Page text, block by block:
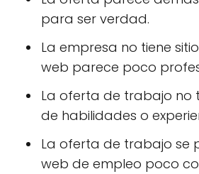
para ser verdad.
La empresa no tiene
web parece poco
La oferta de trabajo no
de habilidades o
La oferta de trabajo se
web de empleo poco